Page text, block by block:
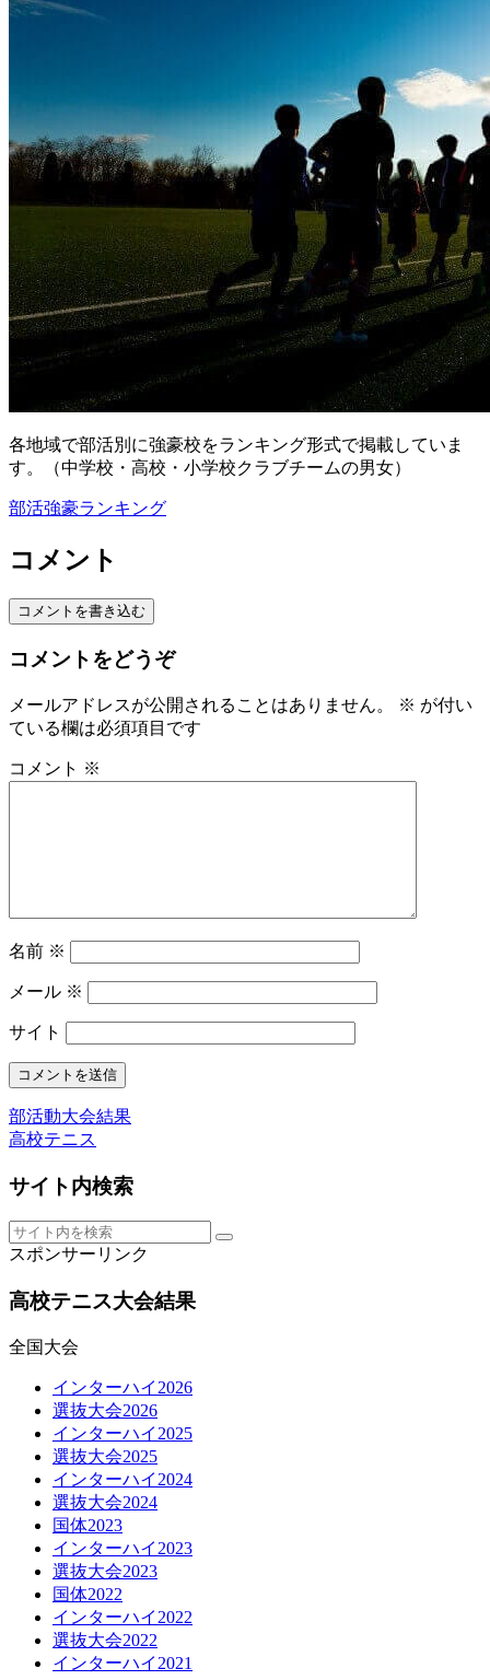
各地域で部活別に強豪校をランキング形式で掲載していま
す。（中学校・高校・小学校クラブチームの男女）
部活強豪ランキング
コメント
コメントを書き込む
コメントをどうぞ
メールアドレスが公開されることはありません。 ※ が付い
ている欄は必須項目です
コメント ※
名前 ※
メール ※
サイト
部活動大会結果
高校テニス
サイト内検索
スポンサーリンク
高校テニス大会結果
全国大会
インターハイ2026
選抜大会2026
インターハイ2025
選抜大会2025
インターハイ2024
選抜大会2024
国体2023
インターハイ2023
選抜大会2023
国体2022
インターハイ2022
選抜大会2022
インターハイ2021